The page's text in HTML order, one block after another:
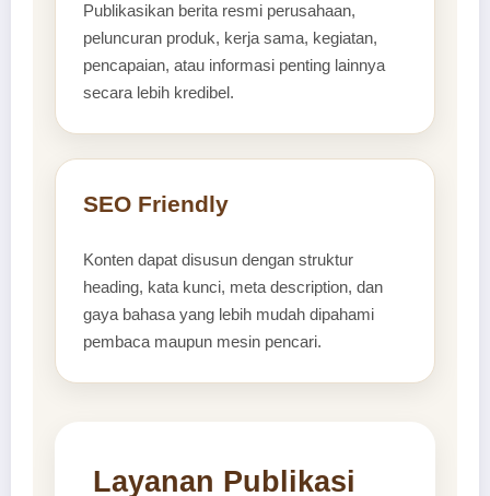
Publikasikan berita resmi perusahaan,
peluncuran produk, kerja sama, kegiatan,
pencapaian, atau informasi penting lainnya
secara lebih kredibel.
SEO Friendly
Konten dapat disusun dengan struktur
heading, kata kunci, meta description, dan
gaya bahasa yang lebih mudah dipahami
pembaca maupun mesin pencari.
Layanan Publikasi